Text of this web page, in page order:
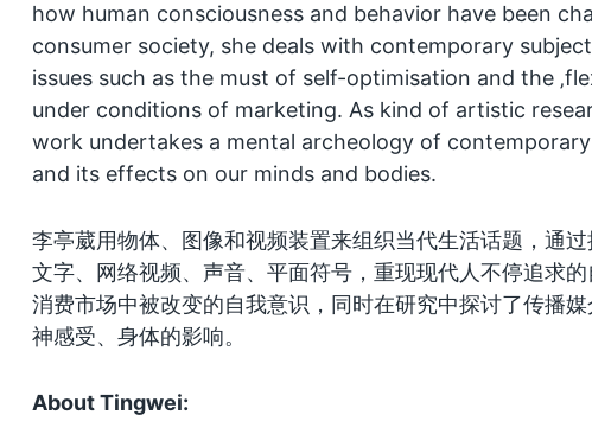
how human consciousness and behavior have been
consumer society, she deals with contemporary
issues such as the must of self-optimisation and the
under conditions of marketing. As kind of artistic
work undertakes a mental archeology of
and its effects on our minds and bodies.
李亭葳用物体、图像和视频装置来组织当代生活话题，通过
文字、网络视频、声音、平面符号，重现现代人不停追求
消费市场中被改变的自我意识，同时在研究中探讨了传播
神感受、身体的影响。
About Tingwei: